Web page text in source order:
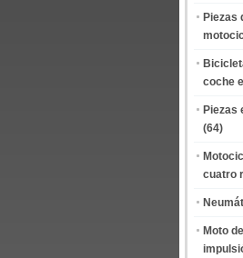
Piezas
coche
Piezas
(64)
cuatro
Moto